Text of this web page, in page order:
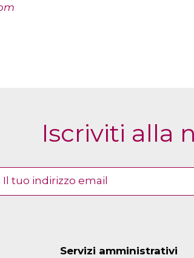
Iscriviti alla
Servizi amministrativi